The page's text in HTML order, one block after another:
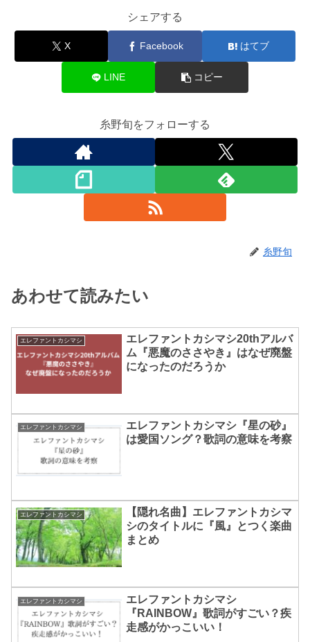
シェアする
X Facebook はてブ
LINE コピー
糸野旬をフォローする
糸野旬
あわせて読みたい
エレファントカシマシ
エレファントカシマシ20thアルバ
ム『悪魔のささやき』はなぜ廃盤
になったのだろうか
エレファントカシマシ
エレファントカシマシ『星の砂』
は愛国ソング？歌詞の意味を考察
エレファントカシマシ
【隠れ名曲】エレファントカシマ
シのタイトルに『風』とつく楽曲
まとめ
エレファントカシマシ
エレファントカシマシ
『RAINBOW』歌詞がすごい？疾
走感がかっこいい！